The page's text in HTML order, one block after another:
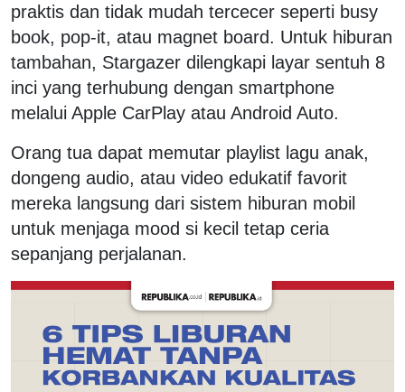
praktis dan tidak mudah tercecer seperti busy
book, pop-it, atau magnet board. Untuk hiburan
tambahan, Stargazer dilengkapi layar sentuh 8
inci yang terhubung dengan smartphone
melalui Apple CarPlay atau Android Auto.
Orang tua dapat memutar playlist lagu anak,
dongeng audio, atau video edukatif favorit
mereka langsung dari sistem hiburan mobil
untuk menjaga mood si kecil tetap ceria
sepanjang perjalanan.